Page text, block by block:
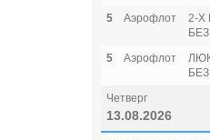
5
Аэрофлот
2-Х
5
Аэрофлот
Четверг
13.08.2026